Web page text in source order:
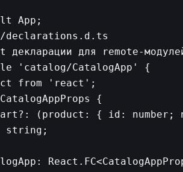
для remote-
'catalog/CatalogApp' {
from 'react';
{
(product: { id: number;
string;